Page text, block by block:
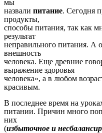
мы
назвали питание. Сегодня
продукты,
способы питания, так как
результат
неправильного питания. А
внешность
человека. Еще древние
выражение здоровья
человека», а в любом
красивым.
В последнее время на
питании. Причин много
них
(избыточное и